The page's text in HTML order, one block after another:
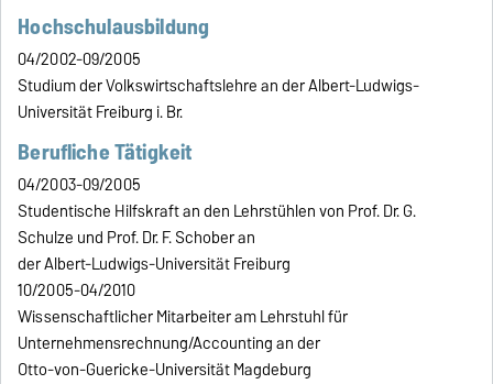
Hochschulausbildung
04/2002-09/2005
Studium der Volkswirtschaftslehre an der Albert-Ludwigs-
Universität Freiburg i. Br.
Berufliche Tätigkeit
04/2003-09/2005
Studentische Hilfskraft an den Lehrstühlen von Prof. Dr. G.
Schulze und Prof. Dr. F. Schober an
der Albert-Ludwigs-Universität Freiburg
10/2005-04/2010
Wissenschaftlicher Mitarbeiter am Lehrstuhl für
Unternehmensrechnung/Accounting an der
Otto-von-Guericke-Universität Magdeburg